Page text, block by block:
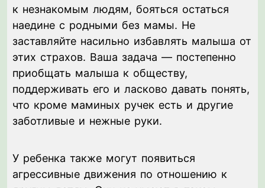
к незнакомым людям, бояться остаться
наедине с родными без мамы. Не
заставляйте насильно избавлять малыша от
этих страхов. Ваша задача — постепенно
приобщать малыша к обществу,
поддерживать его и ласково давать понять,
что кроме маминых ручек есть и другие
заботливые и нежные руки.
У ребенка также могут появиться
агрессивные движения по отношению к